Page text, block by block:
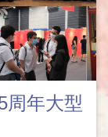
周年大型